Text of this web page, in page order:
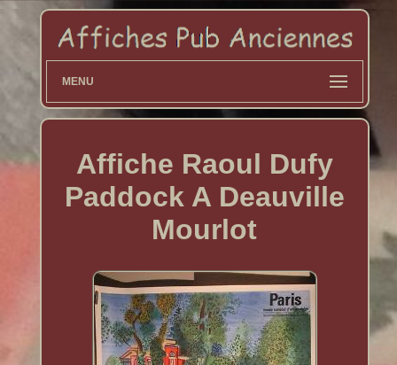
MENU
Affiche Raoul Dufy
Paddock A Deauville
Mourlot